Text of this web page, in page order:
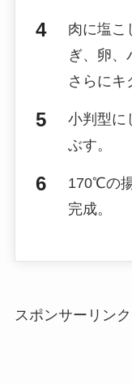
肉に塩こ
ぎ、卵、
さらにキ
小判型に
ぶす。
170℃の
完成。
スポンサーリンク